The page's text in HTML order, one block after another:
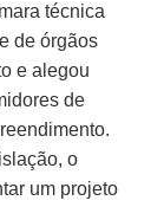
técnica
de órgãos
e alegou
de
o
um projeto